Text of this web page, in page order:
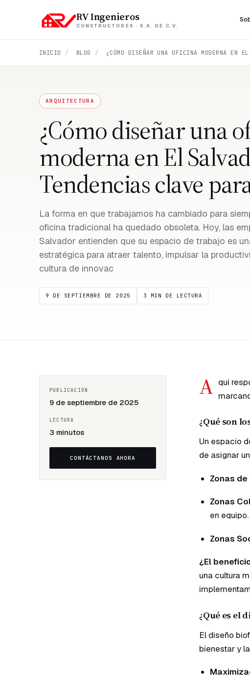
RV Ingenieros
CONSTRUCTORES · S.A. DE C.V.
INICIO / BLOG /
ARQUITECTURA
¿Cómo diseñar una
moderna en El
Tendencias clave
La forma en que trabajamos ha cambiado para
oficina tradicional ha quedado obsoleta. Hoy, las
Salvador entienden que su espacio de trabajo es
estratégica para atraer talento, impulsar la
cultura de innovac
9 DE SEPTIEMBRE DE 2025 3 MIN DE LECTURA
PUBLICACIÓN
9 de septiembre de 2025
LECTURA
3 minutos
CONTÁCTANOS AHORA
A quí
¿Qué son
Un espacio
de asignar
Zonas
Zonas
en equipo.
Zonas
¿El
una cultura
¿Qué es el
El diseño
bienestar y